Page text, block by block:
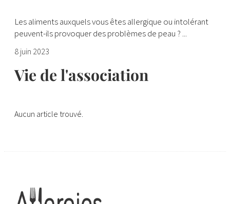
Les aliments auxquels vous êtes allergique ou intolérant
peuvent-ils provoquer des problèmes de peau ? ...
8 juin 2023
Vie de l'association
Aucun article trouvé.